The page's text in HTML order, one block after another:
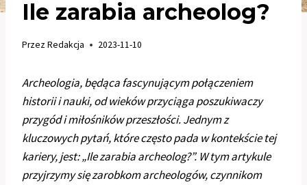
Ile zarabia archeolog?
PrzezRedakcja 2023-11-10
Archeologia, będąca fascynującym połączeniem
historii i nauki, od wieków przyciąga poszukiwaczy
przygód i miłośników przeszłości. Jednym z
kluczowych pytań, które często pada w kontekście tej
kariery, jest: „Ile zarabia archeolog?”. W tym artykule
przyjrzymy się zarobkom archeologów, czynnikom